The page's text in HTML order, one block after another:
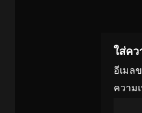
ใส่คว
อีเมล
ความ